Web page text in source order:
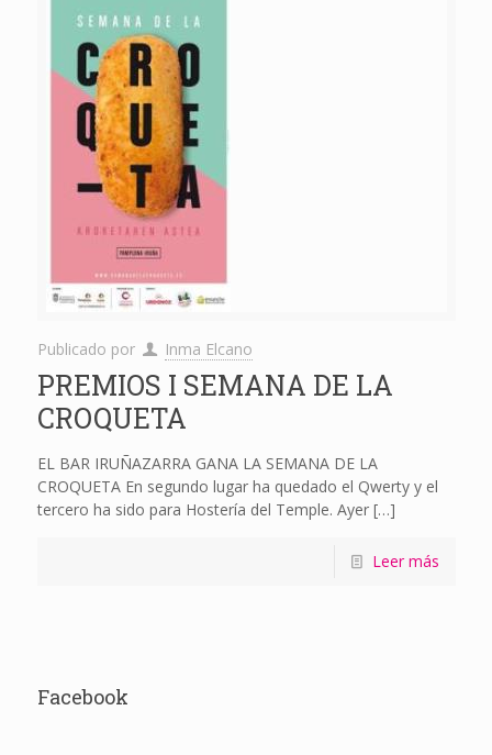
Publicado por Inma Elcano
PREMIOS I SEMANA DE LA
CROQUETA
EL BAR IRUÑAZARRA GANA LA SEMANA DE LA
CROQUETA En segundo lugar ha quedado el Qwerty y el
tercero ha sido para Hostería del Temple. Ayer[…]
Leer más
Facebook